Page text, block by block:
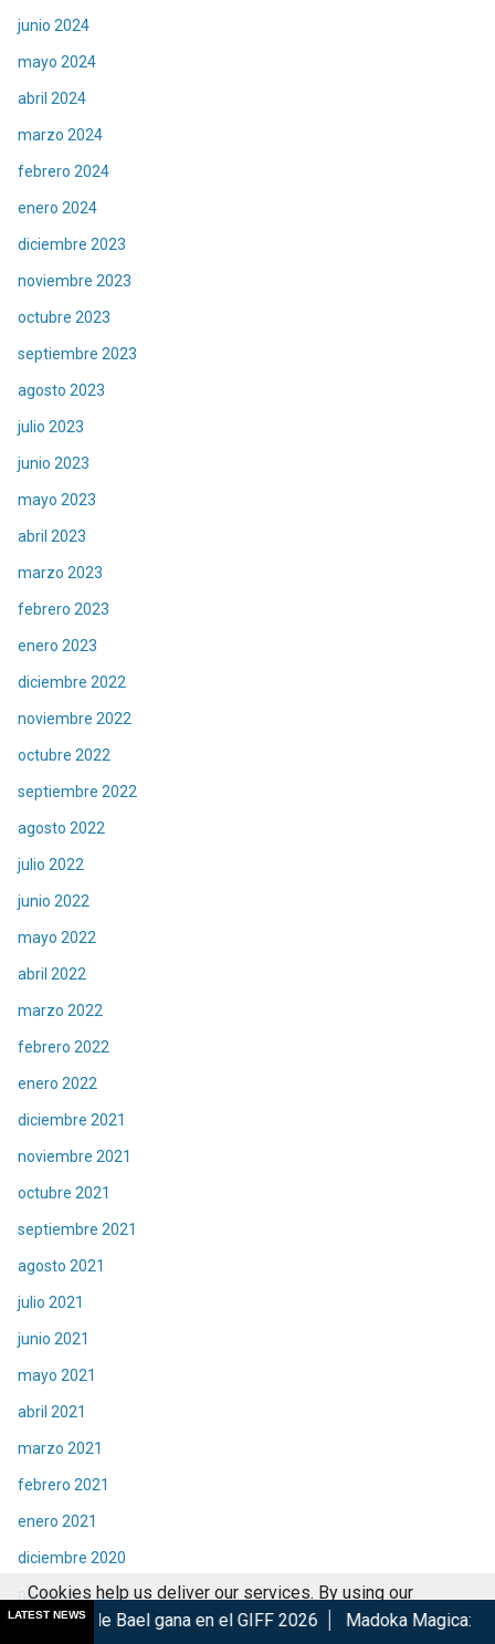
junio 2024
mayo 2024
abril 2024
marzo 2024
febrero 2024
enero 2024
diciembre 2023
noviembre 2023
octubre 2023
septiembre 2023
agosto 2023
julio 2023
junio 2023
mayo 2023
abril 2023
marzo 2023
febrero 2023
enero 2023
diciembre 2022
noviembre 2022
octubre 2022
septiembre 2022
agosto 2022
julio 2022
junio 2022
mayo 2022
abril 2022
marzo 2022
febrero 2022
enero 2022
diciembre 2021
noviembre 2021
octubre 2021
septiembre 2021
agosto 2021
julio 2021
junio 2021
mayo 2021
abril 2021
marzo 2021
febrero 2021
enero 2021
diciembre 2020
noviembre 2020
octubre 2020
LATEST NEWS
gana en el GIFF 2026 Madoka Magica: Walpurgisnacht
Cookies help us deliver our services. By using our
services, you agree to our use of cookies.
Got it